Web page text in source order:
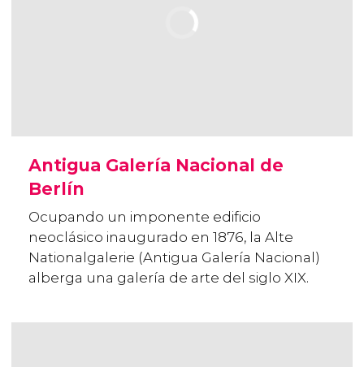
Antigua Galería Nacional de
Berlín
Ocupando un imponente edificio
neoclásico inaugurado en 1876, la Alte
Nationalgalerie (Antigua Galería Nacional)
alberga una galería de arte del siglo XIX.